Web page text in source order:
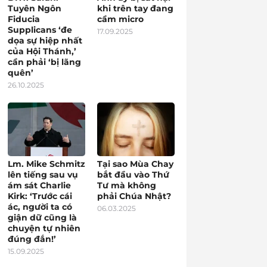
Tuyên Ngôn
Fiducia
Supplicans ‘đe
dọa sự hiệp nhất
của Hội Thánh,’
cần phải ‘bị lãng
quên’
26.10.2025
khi trên tay đang
cầm micro
17.09.2025
Lm. Mike Schmitz
lên tiếng sau vụ
ám sát Charlie
Kirk: ‘Trước cái
ác, người ta có
giận dữ cũng là
chuyện tự nhiên
đúng đắn!’
15.09.2025
Tại sao Mùa Chay
bắt đầu vào Thứ
Tư mà không
phải Chúa Nhật?
06.03.2025